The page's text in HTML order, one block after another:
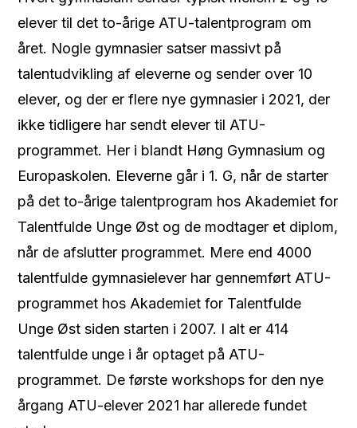
elever til det to-årige ATU-talentprogram om
året. Nogle gymnasier satser massivt på
talentudvikling af eleverne og sender over 10
elever, og der er flere nye gymnasier i 2021, der
ikke tidligere har sendt elever til ATU-
programmet. Her i blandt Høng Gymnasium og
Europaskolen. Eleverne går i 1. G, når de starter
på det to-årige talentprogram hos Akademiet for
Talentfulde Unge Øst og de modtager et diplom,
når de afslutter programmet. Mere end 4000
talentfulde gymnasielever har gennemført ATU-
programmet hos Akademiet for Talentfulde
Unge Øst siden starten i 2007. I alt er 414
talentfulde unge i år optaget på ATU-
programmet. De første workshops for den nye
årgang ATU-elever 2021 har allerede fundet